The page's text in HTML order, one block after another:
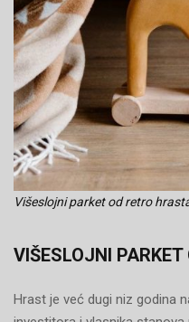
Višeslojni parket od retro
VIŠESLOJNI
Hrast je već dugi niz godina